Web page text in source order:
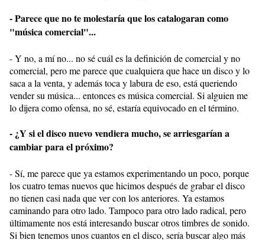
- Parece que no te molestaría que los catalogaran como
"música comercial"...
- Y no, a mí no... no sé cuál es la definición de comercial y no
comercial, pero me parece que cualquiera que hace un disco y lo
saca a la venta, y además toca y labura de eso, está queriendo
vender su música... entonces es música comercial. Si alguien me
lo dijera como ofensa, no sé, estaría equivocado en el término.
- ¿Y si el disco nuevo vendiera mucho, se arriesgarían a
cambiar para el próximo?
- Sí, me parece que ya estamos experimentando un poco, porque
los cuatro temas nuevos que hicimos después de grabar el disco
no tienen casi nada que ver con los anteriores. Ya estamos
caminando para otro lado. Tampoco para otro lado radical, pero
últimamente nos está interesando buscar otros timbres de sonido.
Si bien tenemos unos cuantos en el disco, sería buscar algo más